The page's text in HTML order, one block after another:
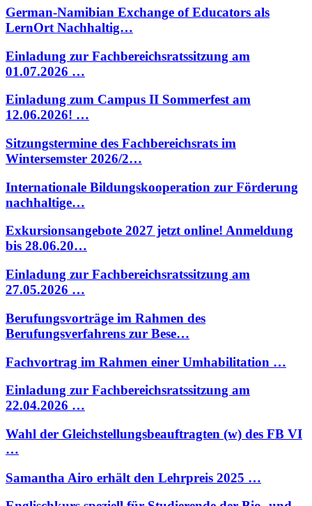
German-Namibian Exchange of Educators als
LernOrt Nachhaltig…
Einladung zur Fachbereichsratssitzung am
01.07.2026 …
Einladung zum Campus II Sommerfest am
12.06.2026! …
Sitzungstermine des Fachbereichsrats im
Wintersemster 2026/2…
Internationale Bildungskooperation zur Förderung
nachhaltige…
Exkursionsangebote 2027 jetzt online! Anmeldung
bis 28.06.20…
Einladung zur Fachbereichsratssitzung am
27.05.2026 …
Berufungsvorträge im Rahmen des
Berufungsverfahrens zur Bese…
Fachvortrag im Rahmen einer Umhabilitation …
Einladung zur Fachbereichsratssitzung am
22.04.2026 …
Wahl der Gleichstellungsbeauftragten (w) des FB VI
…
Samantha Airo erhält den Lehrpreis 2025 …